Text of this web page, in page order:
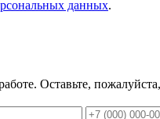
данных.
Оставьте,